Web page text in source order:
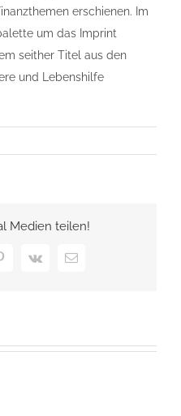
erschienen. Im
um das Imprint
seither Titel aus den
und Lebenshilfe
Medien teilen!
Vk
E-